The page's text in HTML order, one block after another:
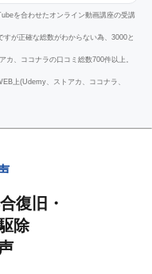
を合わせたオンライン動画講座の受講
が正確な総数がわからない為、3000と
、ココナラの口コミ総数700件以上。
上(Udemy、ストアカ、ココナラ、
復旧・
除